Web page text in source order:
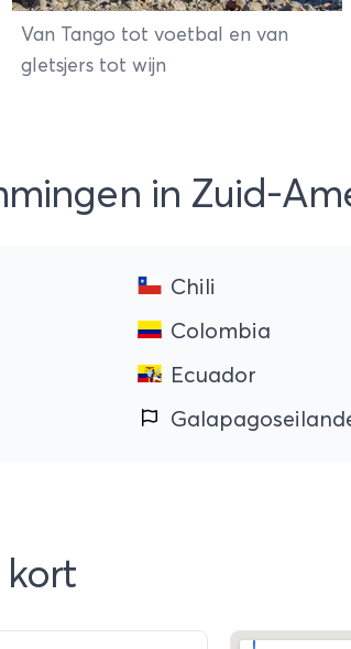
Van Tango tot voetbal en van
gletsjers tot wijn
in Zuid-
Chili
Colombia
Ecuador
kort